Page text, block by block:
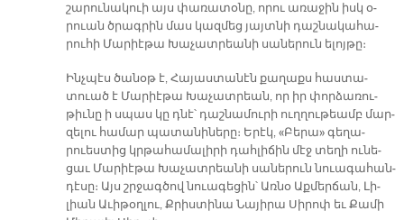
շա­րու­նա­կուի այս փա­ռա­տօ­նը, ո­րու ա­ռա­ջին իսկ օ­
րուան ծրագ­րին մաս կազ­մեց յայտ­նի դաշ­նա­կա­հա­
րու­հի Մա­րիէ­թա Խա­չատ­րեա­նի սա­նե­րուն ե­լոյ­թը։
Ինչ­պէս ծա­նօթ է, Հա­յաս­տա­նէն քա­ղաքս հաս­տա­
տուած է Մա­րիէ­թա Խա­չատ­րեան, որ իր փոր­ձա­ռու­
թիւ­նը ի սպաս կը դնէ՝ դաշ­նա­մու­րի ուղ­ղու­թեամբ մար­
զե­լու հա­մար պա­տա­նի­նե­րը։ Ե­րէկ, «Բե­րա» գե­ղա­
րուես­տից կրթա­հա­մա­լի­րի դահ­լի­ճին մէջ տե­ղի ու­նե­
ցաւ Մա­րիէ­թա Խա­չատ­րեա­նի սա­նե­րուն նուա­գա­հան­
դէ­սը։ Այս շրջագ­ծով նուա­գե­ցին՝ Առ­նօ Աք­մեր­ճան, Լի­
լիան Ա­ւի­թօղ­լու, Քրիս­տի­նա Նա­յի­րա Սի­րոփ եւ Քա­մի